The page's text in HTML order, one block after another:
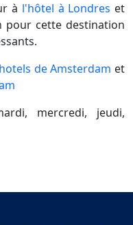
à l'hôtel à Londres et
pour cette destination
de Amsterdam et
mercredi, jeudi,